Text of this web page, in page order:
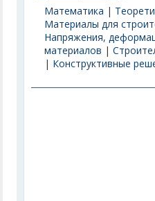
Математика |
Материалы для
Напряжения,
материалов |
| Конструктивные